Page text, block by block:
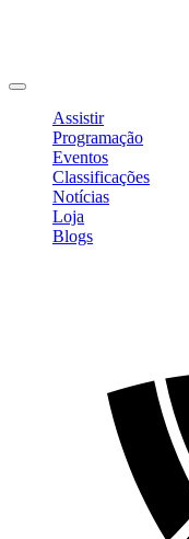
Assistir
Programação
Eventos
Classificações
Notícias
Loja
Blogs